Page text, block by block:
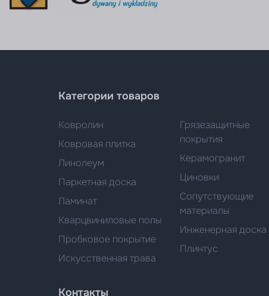
Категории товаров
Ковролин
Ковровая плитка
Линолеум
Паркетная доска
Ламинат
Кварцвиниловые полы
Пробковое покрытие
Искусственная трава
Грязезащитные
покрытия
Керамогранит
Циновки
Сопутствующие
материалы
Инженерная доска
Плинтус
Контакты